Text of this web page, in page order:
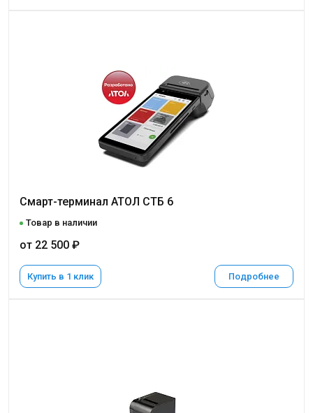
Смарт-терминал АТОЛ СТБ 6
Товар в наличии
от 22 500 ₽
Купить в 1 клик Подробнее